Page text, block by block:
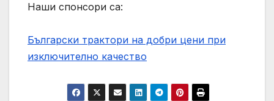
Наши спонсори са:
Български трактори на добри цени при
изключително качество